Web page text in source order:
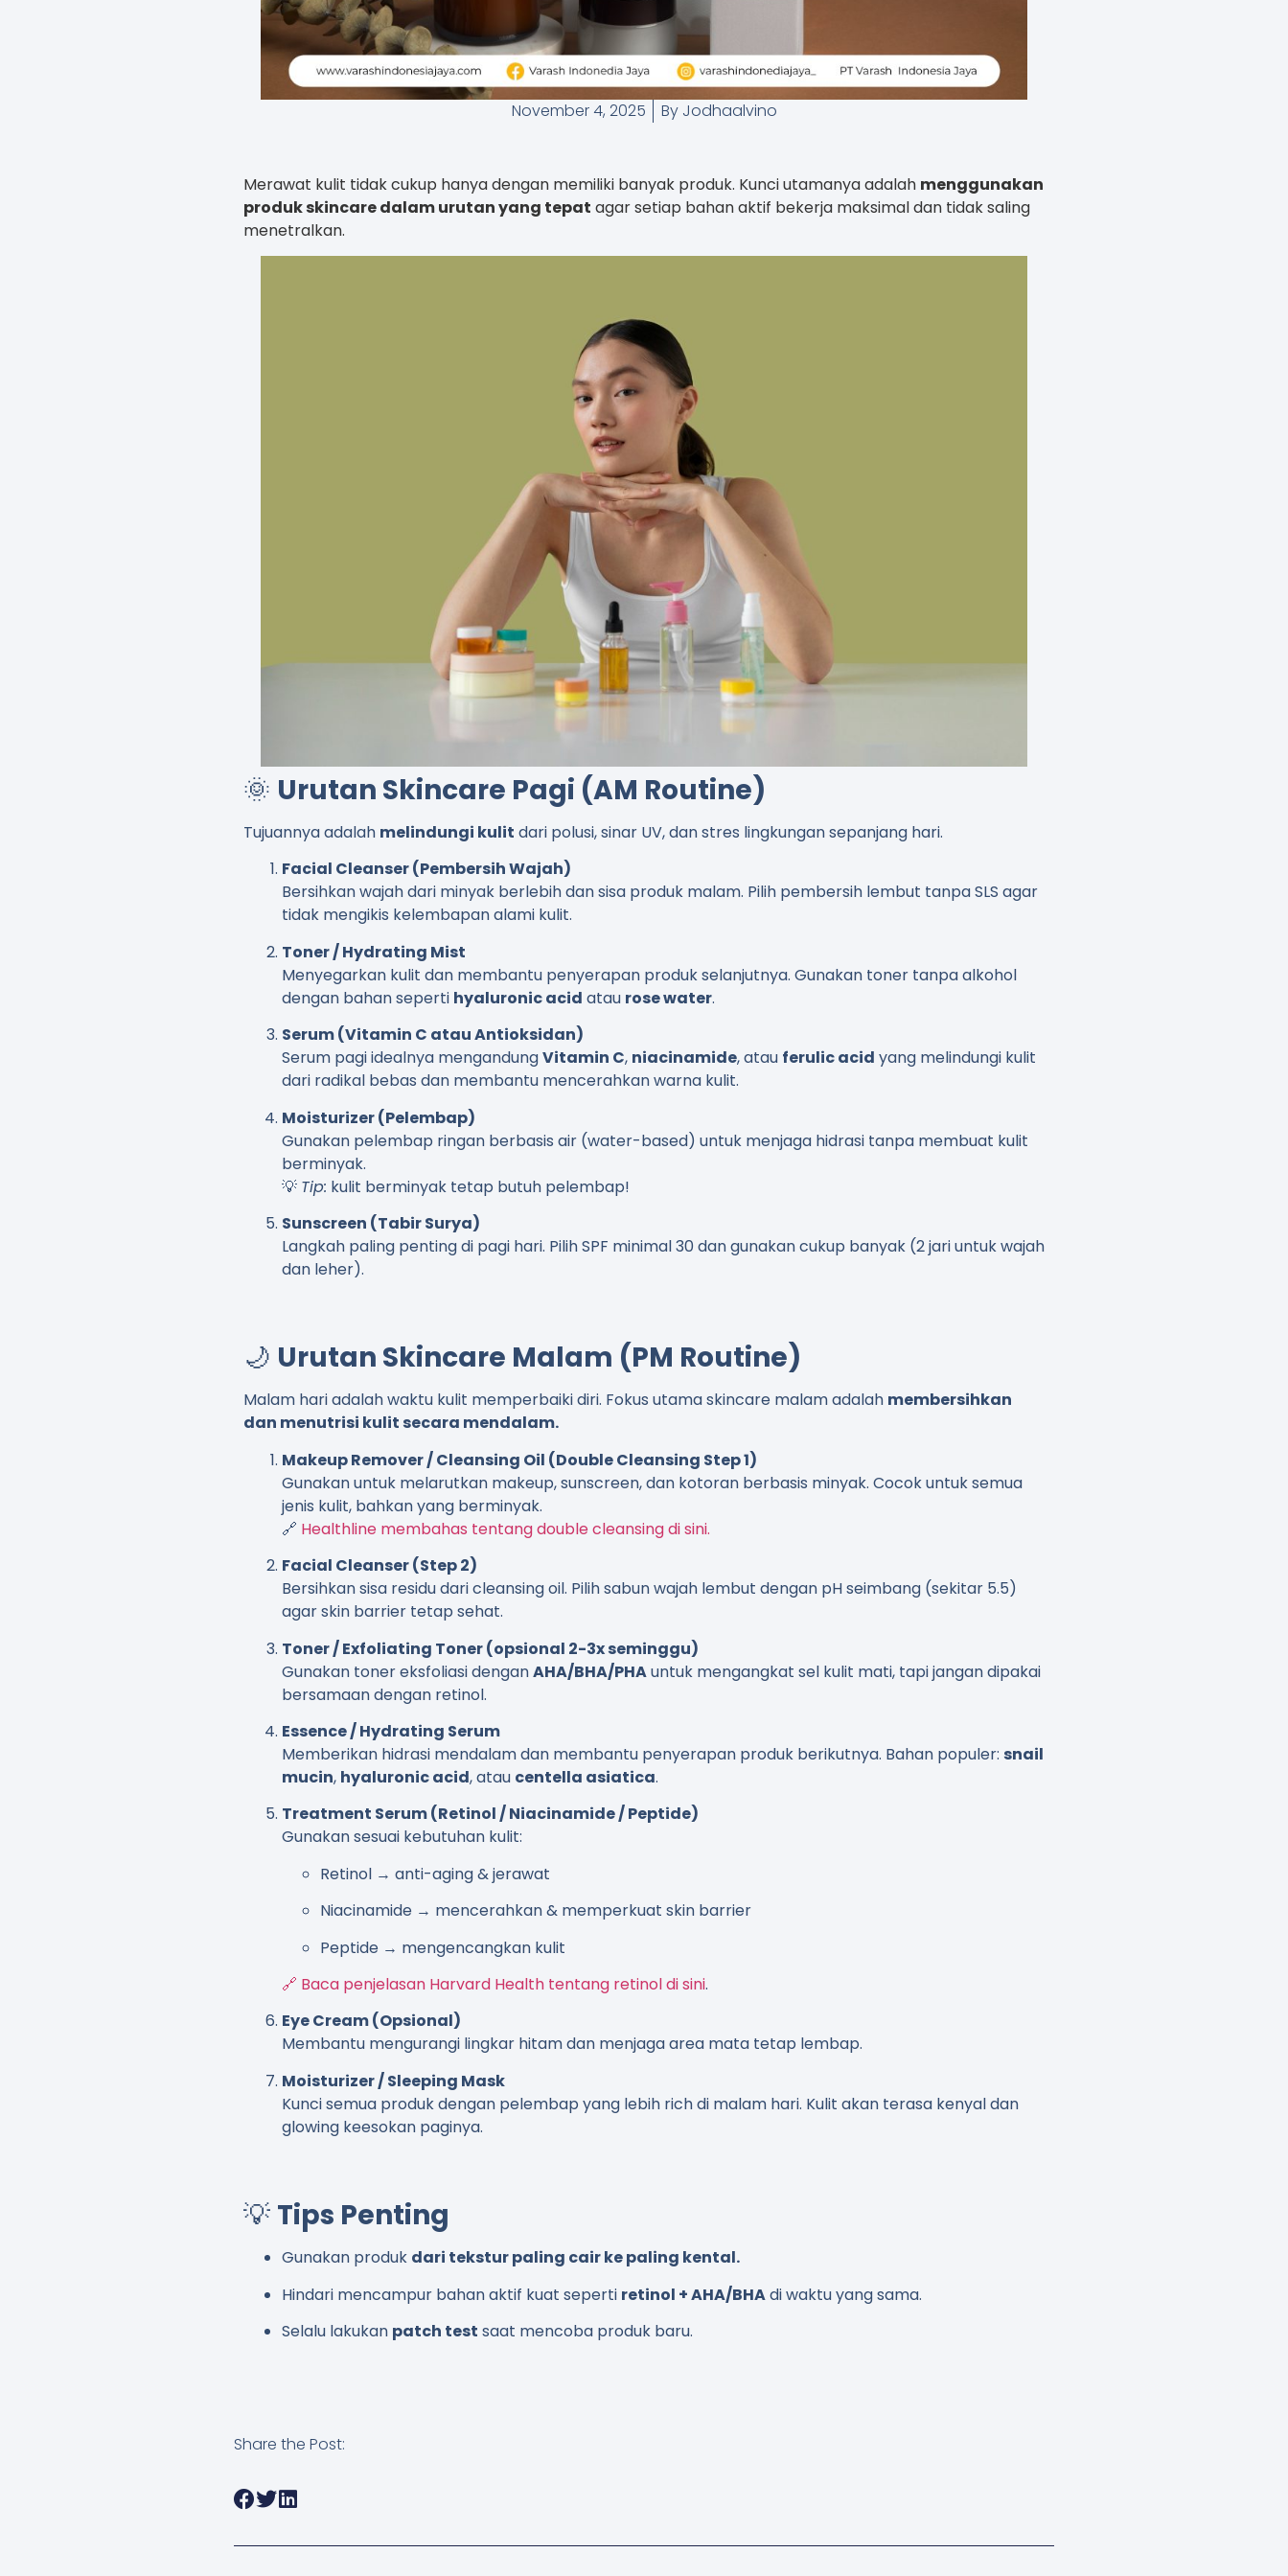
November 4, 2025 ByJodhaalvino
Merawat kulit tidak cukup hanya dengan memiliki banyak produk. Kunci utamanya adalah menggunakan
produk skincare dalam urutan yang tepat agar setiap bahan aktif bekerja maksimal dan tidak saling
menetralkan.
🌞 Urutan Skincare Pagi (AM Routine)
Tujuannya adalah melindungi kulit dari polusi, sinar UV, dan stres lingkungan sepanjang hari.
Facial Cleanser (Pembersih Wajah)
Bersihkan wajah dari minyak berlebih dan sisa produk malam. Pilih pembersih lembut tanpa SLS agar
tidak mengikis kelembapan alami kulit.
Toner / Hydrating Mist
Menyegarkan kulit dan membantu penyerapan produk selanjutnya. Gunakan toner tanpa alkohol
dengan bahan seperti hyaluronic acid atau rose water.
Serum (Vitamin C atau Antioksidan)
Serum pagi idealnya mengandungVitamin C, niacinamide, atau ferulic acid yang melindungi kulit
dari radikal bebas dan membantu mencerahkan warna kulit.
Moisturizer (Pelembap)
Gunakan pelembap ringan berbasis air (water-based) untuk menjaga hidrasi tanpa membuat kulit
berminyak.
💡 Tip: kulit berminyak tetap butuh pelembap!
Sunscreen (Tabir Surya)
Langkah paling penting di pagi hari. Pilih SPF minimal 30 dan gunakan cukup banyak (2 jari untuk wajah
dan leher).
🌙 Urutan Skincare Malam (PM Routine)
Malam hari adalah waktu kulit memperbaiki diri. Fokus utama skincare malam adalah membersihkan
dan menutrisi kulit secara mendalam.
Makeup Remover / Cleansing Oil (Double Cleansing Step 1)
Gunakan untuk melarutkan makeup, sunscreen, dan kotoran berbasis minyak. Cocok untuk semua
jenis kulit, bahkan yang berminyak.
🔗 Healthline membahas tentang double cleansing di sini.
Facial Cleanser (Step 2)
Bersihkan sisa residu dari cleansing oil. Pilih sabun wajah lembut dengan pH seimbang (sekitar 5.5)
agar skin barrier tetap sehat.
Toner / Exfoliating Toner (opsional 2-3x seminggu)
Gunakan toner eksfoliasi denganAHA/BHA/PHAuntuk mengangkat sel kulit mati, tapi jangan dipakai
bersamaan dengan retinol.
Essence / Hydrating Serum
Memberikan hidrasi mendalam dan membantu penyerapan produk berikutnya. Bahan populer: snail
mucin, hyaluronic acid, atau centella asiatica.
Treatment Serum (Retinol / Niacinamide / Peptide)
Gunakan sesuai kebutuhan kulit:
Retinol → anti-aging & jerawat
Niacinamide → mencerahkan & memperkuat skin barrier
Peptide → mengencangkan kulit
🔗 Baca penjelasan Harvard Health tentang retinol di sini.
Eye Cream (Opsional)
Membantu mengurangi lingkar hitam dan menjaga area mata tetap lembap.
Moisturizer / Sleeping Mask
Kunci semua produk dengan pelembap yang lebih rich di malam hari. Kulit akan terasa kenyal dan
glowing keesokan paginya.
💡 Tips Penting
Gunakan produk dari tekstur paling cair ke paling kental.
Hindari mencampur bahan aktif kuat seperti retinol + AHA/BHAdi waktu yang sama.
Selalu lakukan patch test saat mencoba produk baru.
Share the Post: